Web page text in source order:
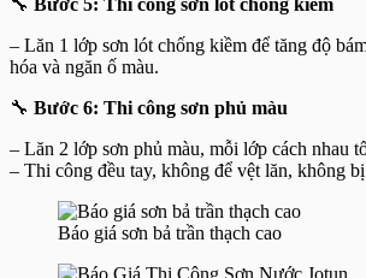
🔧 Bước 5: Thi công sơn lót chống kiềm
– Lăn 1 lớp sơn lót chống kiềm để tăng độ
hóa và ngăn ố màu.
🔧 Bước 6: Thi công sơn phủ màu
– Lăn 2 lớp sơn phủ màu, mỗi lớp cách nhau
– Thi công đều tay, không để vệt lăn, không
Báo giá sơn bả trần thạch cao